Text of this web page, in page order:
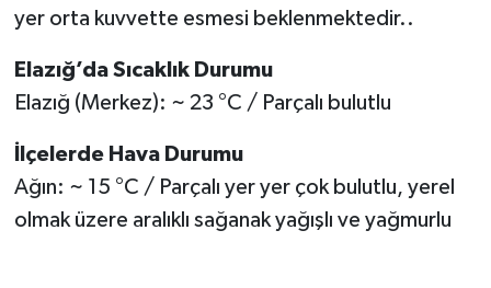
yer orta kuvvette esmesi beklenmektedir..
Elazığ’da Sıcaklık Durumu
Elazığ (Merkez): ~ 23 °C / Parçalı bulutlu
İlçelerde Hava Durumu
Ağın: ~ 15 °C / Parçalı yer yer çok bulutlu, yerel
olmak üzere aralıklı sağanak yağışlı ve yağmurlu